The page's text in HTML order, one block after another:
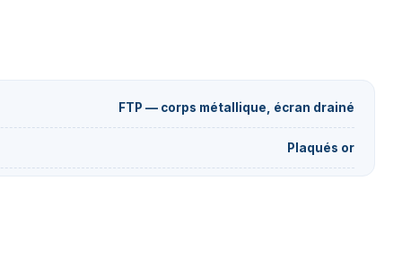
FTP — corps métallique, écran drainé
Plaqués or